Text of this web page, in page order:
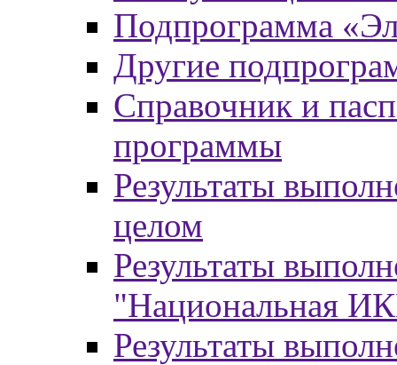
Подпрограмма
Другие
Справочник и
программы
Результаты
целом
Результаты
"Национальная
Результаты